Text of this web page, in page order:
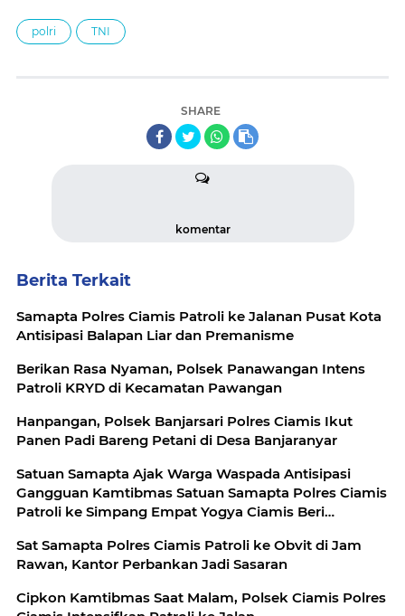
polri TNI
SHARE
komentar
Berita Terkait
Samapta Polres Ciamis Patroli ke Jalanan Pusat Kota
Antisipasi Balapan Liar dan Premanisme
Berikan Rasa Nyaman, Polsek Panawangan Intens
Patroli KRYD di Kecamatan Pawangan
Hanpangan, Polsek Banjarsari Polres Ciamis Ikut
Panen Padi Bareng Petani di Desa Banjaranyar
Satuan Samapta Ajak Warga Waspada Antisipasi
Gangguan Kamtibmas Satuan Samapta Polres Ciamis
Patroli ke Simpang Empat Yogya Ciamis Beri
Samapta Polres Ciamis Beri Himbauan Kamtibmas ke
Warga
Sat Samapta Polres Ciamis Patroli ke Obvit di Jam
Rawan, Kantor Perbankan Jadi Sasaran
Cipkon Kamtibmas Saat Malam, Polsek Ciamis Polres